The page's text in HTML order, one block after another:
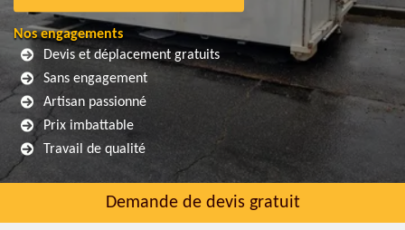
Nos engagements
Devis et déplacement gratuits
Sans engagement
Artisan passionné
Prix imbattable
Travail de qualité
Demande de devis gratuit